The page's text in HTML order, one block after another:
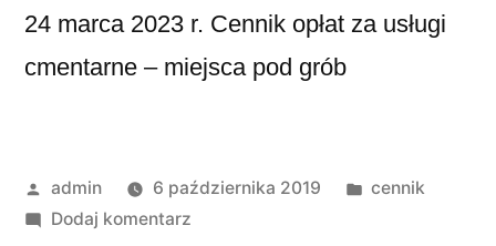
24 marca 2023 r. Cennik opłat za usługi
cmentarne – miejsca pod grób
admin 6 października 2019
cennik
Dodaj komentarz